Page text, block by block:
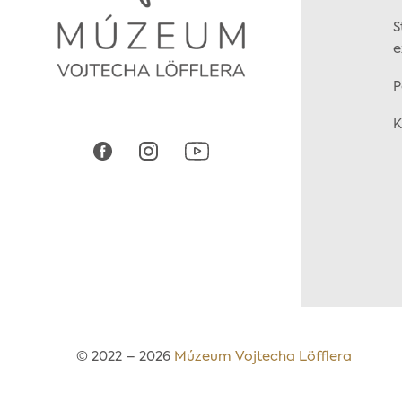
© 2022 – 2026 Múzeum Vojtecha Löfflera